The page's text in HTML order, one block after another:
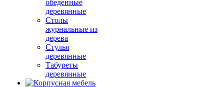
обеденные
деревянные
Столы
журнальные из
дерева
Стулья
деревянные
Табуреты
деревянные